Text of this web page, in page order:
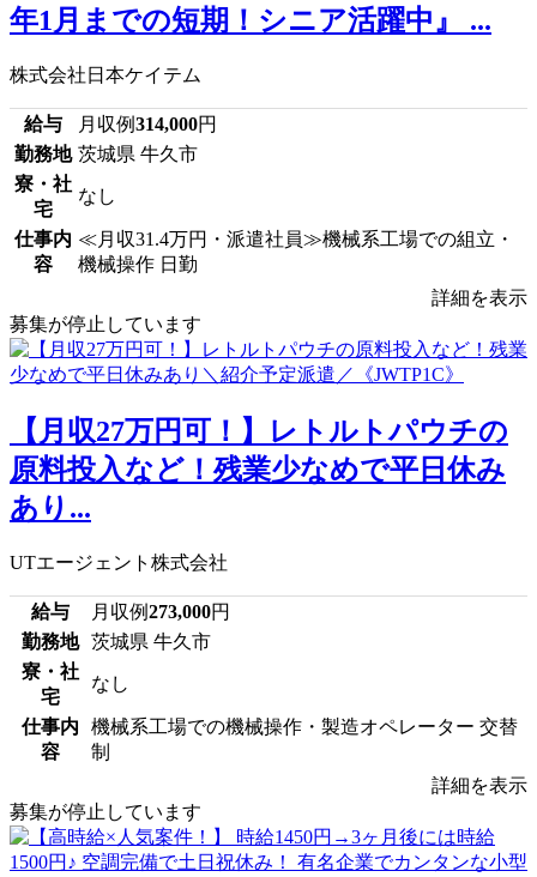
年1月までの短期！シニア活躍中』 ...
株式会社日本ケイテム
給与 月収例314,000円
勤務地 茨城県 牛久市
寮・社
宅
なし
仕事内
容
≪月収31.4万円・派遣社員≫機械系工場での組立・
機械操作 日勤
詳細を表示
募集が停止しています
【月収27万円可！】レトルトパウチの
原料投入など！残業少なめで平日休み
あり...
UTエージェント株式会社
給与 月収例273,000円
勤務地
茨城県 牛久市
寮・社
宅
なし
仕事内
容
機械系工場での機械操作・製造オペレーター 交替
制
詳細を表示
募集が停止しています